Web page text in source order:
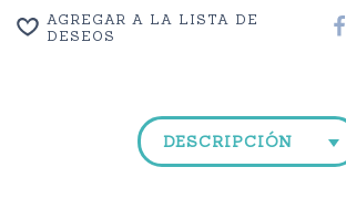
AGREGAR A LA LISTA DE
DESEOS
DESCRIPCIÓN